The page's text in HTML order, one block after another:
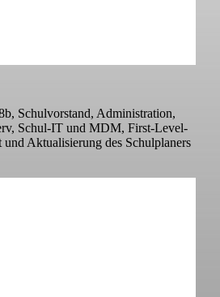
Schulvorstand, Administration,
Schul-IT und MDM, First-Level-
und Aktualisierung des Schulplaners